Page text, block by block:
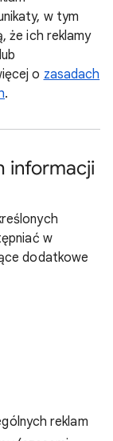
w tym
że ich reklamy
o zasadach
.
informacji
w
dodatkowe
reklam